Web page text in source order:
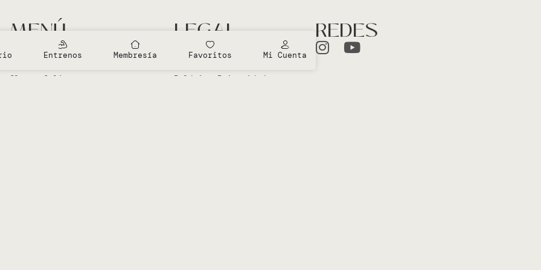
MENÚ
Entrenamientos Gratis
Clases Online
LEGAL
Aviso Legal
Política Privacidad
REDES
Entrenos Membresía Favoritos Mi Cuenta